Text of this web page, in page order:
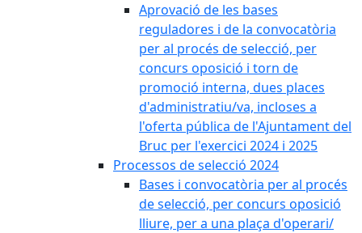
Aprovació de les bases
reguladores i de la convocatòria
per al procés de selecció, per
concurs oposició i torn de
promoció interna, dues places
d'administratiu/va, incloses a
l'oferta pública de l'Ajuntament del
Bruc per l'exercici 2024 i 2025
Processos de selecció 2024
Bases i convocatòria per al procés
de selecció, per concurs oposició
lliure, per a una plaça d'operari/